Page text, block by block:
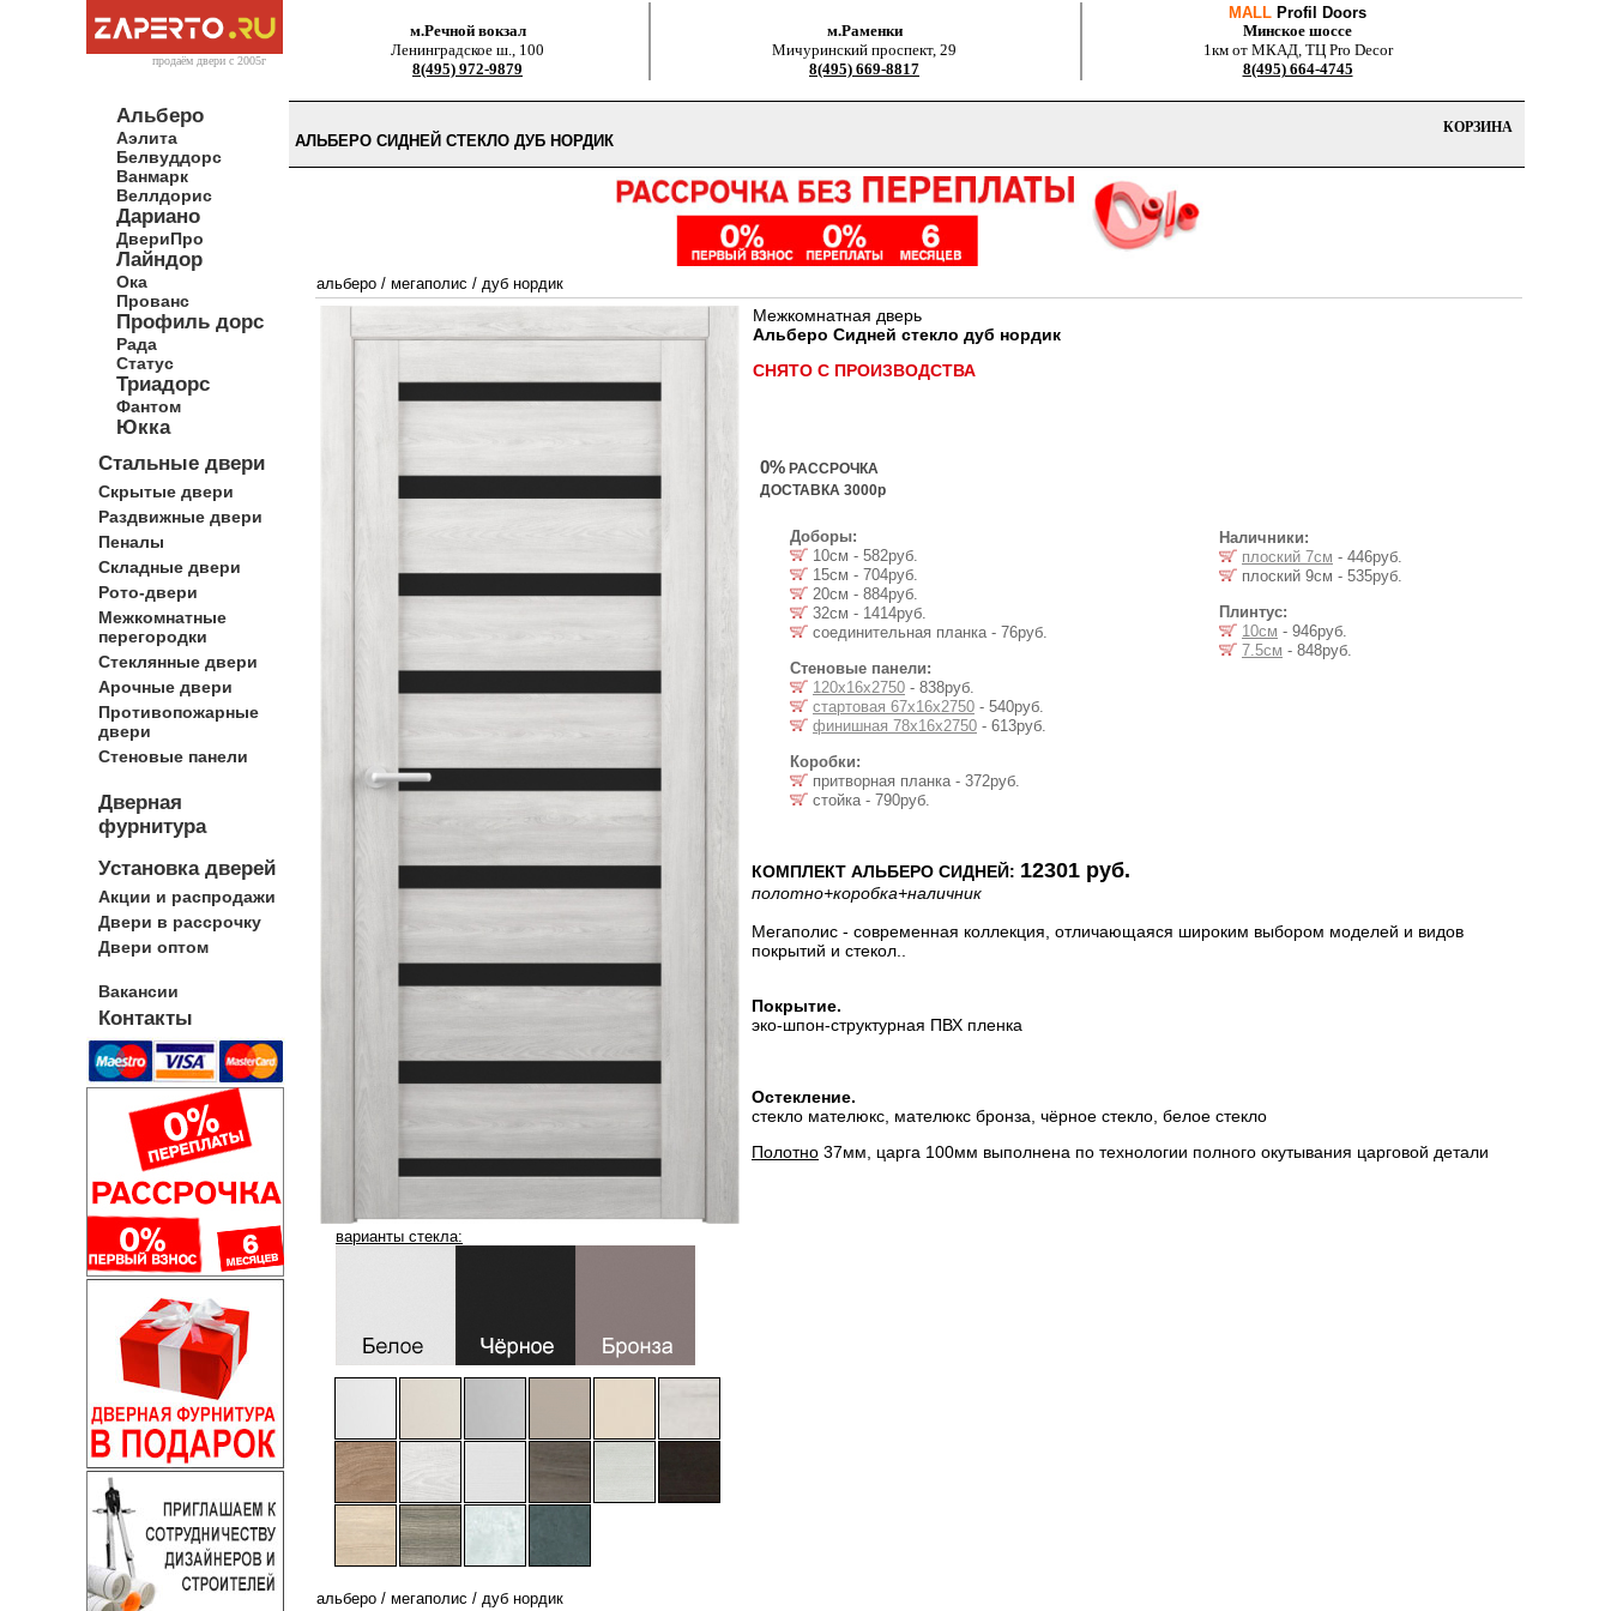
продаём двери c 2005г
Альберо
Аэлита
Белвуддорс
Ванмарк
Веллдорис
Дариано
ДвериПро
Лайндор
Ока
Прованс
Профиль дорс
Рада
Статус
Триадорс
Фантом
Юкка
Стальные двери
Скрытые двери
Раздвижные двери
Пеналы
Складные двери
Рото-двери
Межкомнатные
перегородки
Стеклянные двери
Арочные двери
Противопожарные
двери
Стеновые панели
Дверная
фурнитура
Установка дверей
Акции и распродажи
Двери в рассрочку
Двери оптом
Вакансии
Контакты
м.Речной вокзал
Ленинградское ш., 100
8(495) 972-9879
м.Раменки
Мичуринский проспект, 29
8(495) 669-8817
MALL Profil Doors
Минское шоссе
1км от МКАД, ТЦ Pro Decor
8(495) 664-4745
КОРЗИНА
АЛЬБЕРО СИДНЕЙ СТЕКЛО ДУБ НОРДИК
альберо / мегаполис / дуб нордик
варианты стекла:
Межкомнатная дверь
Альберо Сидней стекло дуб нордик
СНЯТО С ПРОИЗВОДСТВА
0% РАССРОЧКА
ДОСТАВКА 3000р
Доборы:
10см - 582руб.
15см - 704руб.
20см - 884руб.
32см - 1414руб.
соединительная планка - 76руб.
Стеновые панели:
120х16х2750 - 838руб.
стартовая 67х16х2750 - 540руб.
финишная 78х16х2750 - 613руб.
Коробки:
притворная планка - 372руб.
стойка - 790руб.
Наличники:
плоский 7см - 446руб.
плоский 9см - 535руб.
Плинтус:
10см - 946руб.
7.5см - 848руб.
КОМПЛЕКТ АЛЬБЕРО СИДНЕЙ: 12301 руб.
полотно+коробка+наличник
Мегаполис - современная коллекция, отличающаяся широким выбором моделей и видов
покрытий и стекол..
Покрытие.
эко-шпон-структурная ПВХ пленка
Остекление.
стекло мателюкс, мателюкс бронза, чёрное стекло, белое стекло
Полотно 37мм, царга 100мм выполнена по технологии полного окутывания царговой детали
альберо / мегаполис / дуб нордик